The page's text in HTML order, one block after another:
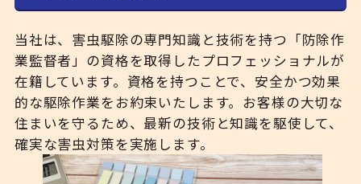
当社は、害虫駆除の専門知識と技術を持つ「防除作
業監督者」の資格を取得したプロフェッショナルが
在籍しています。資格を持つことで、安全かつ効果
的な駆除作業をお約束いたします。お客様の大切な
住まいを守るため、最新の技術と知識を駆使して、
確実な害虫対策を実施します。